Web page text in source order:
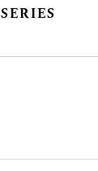
SERIES